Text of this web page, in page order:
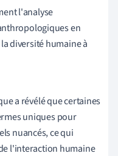
l'analyse
en
diversité humaine à
a révélé que certaines
uniques pour
nuancés, ce qui
l'interaction humaine